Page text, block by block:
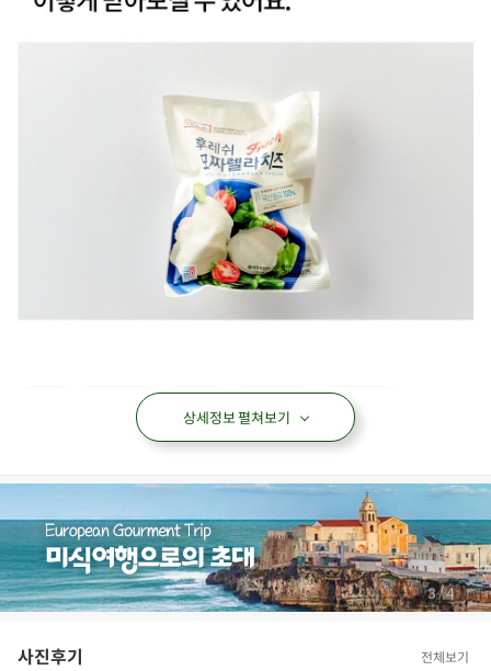
모짜렐라
가공치즈
지중해식단 오아시스반찬
전자상거래 등에서의 상품정보 제공 고시에 따라 작성되었습니다.
상품명 후레시 모짜렐라 치즈
식품의 유형 치즈
용량/수량
상세정보 펼쳐보기
4/4
사진후기 전체보기